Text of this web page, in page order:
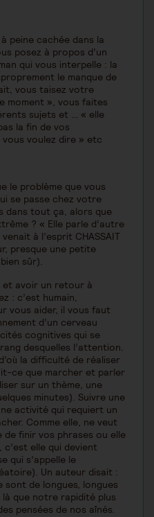
peine cachée dans la
posez à propos d’un
qui vous interpelle : la
le manque de
vous taisez votre
moment », vous faites
sujets et … « elle
la fin de vos
voulez dire » etc
le problème que vous
se passe chez votre
dans tout ça, alors que
? « Elle parle d’autre
à l’esprit CHASSAIT
presque une petite
sûr).
et avoir un retour à
: c’est humain,
vous aider, il vous faut
d’un cerveau
cognitives qui se
desquelles l’attention.
la difficulté de réaliser
ce que marcher et parler
sur un thème, une
minutes). Suivre une
activité qui requiert un
Comme elle, ne veut
de finir vos phrases ou elle
elle qui devient
qui s’appelle le
Un auteur disait :
sont de longues, longues
que notre rapidité plus
pensées de nos aînés.